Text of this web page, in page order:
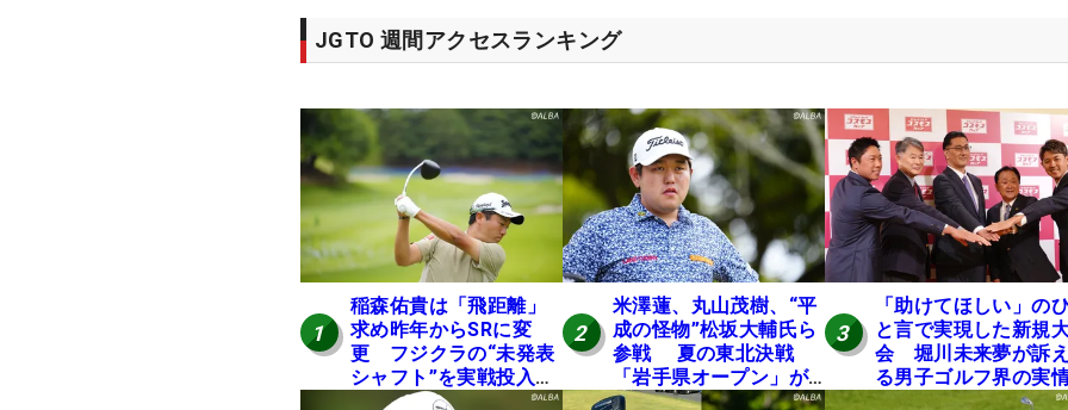
JGTO 週間アクセスランキング
1
稲森佑貴は「飛距離」
求め昨年からSRに変
更 フジクラの“未発表
シャフト”を実戦投入し
好感触「つかまえにい
2
米澤蓮、丸山茂樹、“平
成の怪物”松坂大輔氏ら
参戦 夏の東北決戦
「岩手県オープン」が8
日開幕
3
「助けてほしい」の
と言で実現した新規
会 堀川未来夢が訴
る男子ゴルフ界の実
と開催の舞台裏